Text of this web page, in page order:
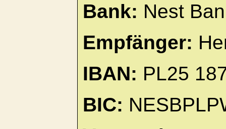
Bank: Nest
Empfänger:
IBAN: PL25
BIC: